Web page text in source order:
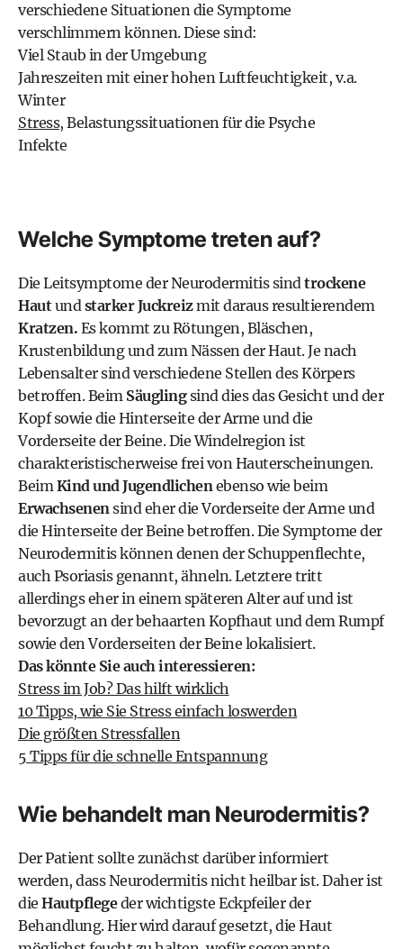
verschiedene Situationen die Symptome
verschlimmern können. Diese sind:
Viel Staub in der Umgebung
Jahreszeiten mit einer hohen Luftfeuchtigkeit, v.a.
Winter
Stress, Belastungssituationen für die Psyche
Infekte
Welche Symptome treten auf?
Die Leitsymptome der Neurodermitis sindtrockene
Hautundstarker Juckreizmit daraus resultierendem
Kratzen. Es kommt zu Rötungen, Bläschen,
Krustenbildung und zum Nässen der Haut. Je nach
Lebensalter sind verschiedene Stellen des Körpers
betroffen. Beim Säuglingsind dies das Gesicht und der
Kopf sowie die Hinterseite der Arme und die
Vorderseite der Beine. Die Windelregion ist
charakteristischerweise frei von Hauterscheinungen.
BeimKind und Jugendlichenebenso wie beim
Erwachsenensind eher die Vorderseite der Arme und
die Hinterseite der Beine betroffen. Die Symptome der
Neurodermitis können denen der Schuppenflechte,
auch Psoriasis genannt, ähneln. Letztere tritt
allerdings eher in einem späteren Alter auf und ist
bevorzugt an der behaarten Kopfhaut und dem Rumpf
sowie den Vorderseiten der Beine lokalisiert.
Das könnte Sie auch interessieren:
Stress im Job? Das hilft wirklich
10 Tipps, wie Sie Stress einfach loswerden
Die größten Stressfallen
5 Tipps für die schnelle Entspannung
Wie behandelt man Neurodermitis?
Der Patient sollte zunächst darüber informiert
werden, dass Neurodermitis nicht heilbar ist. Daher ist
die Hautpflegeder wichtigste Eckpfeiler der
Behandlung. Hier wird darauf gesetzt, die Haut